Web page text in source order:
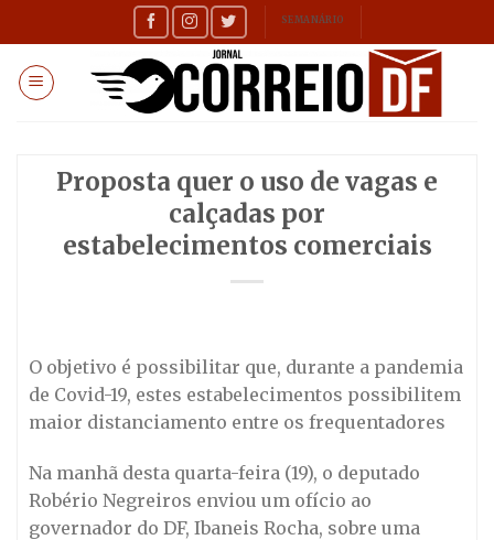
to
content
SEMANÁRIO
Proposta quer o uso de vagas e
calçadas por
estabelecimentos comerciais
O objetivo é possibilitar que, durante a pandemia
de Covid-19, estes estabelecimentos possibilitem
maior distanciamento entre os frequentadores
Na manhã desta quarta-feira (19), o deputado
Robério Negreiros enviou um ofício ao
governador do DF, Ibaneis Rocha, sobre uma